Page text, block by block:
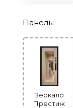
Панель:
Зеркало
Престиж